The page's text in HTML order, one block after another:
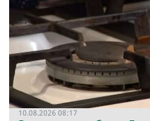
10.08.2026 08:17